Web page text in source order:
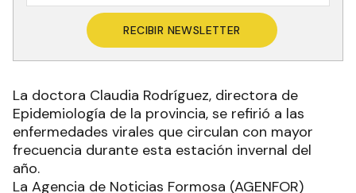
RECIBIR NEWSLETTER
La doctora Claudia Rodríguez, directora de
Epidemiología de la provincia, se refirió a las
enfermedades virales que circulan con mayor
frecuencia durante esta estación invernal del
año.
La Agencia de Noticias Formosa (AGENFOR)